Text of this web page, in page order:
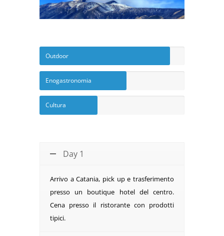
Outdoor
Enogastronomia
Cultura
Day 1
Arrivo a Catania, pick up e trasferimento
presso un boutique hotel del centro.
Cena presso il ristorante con prodotti
tipici.